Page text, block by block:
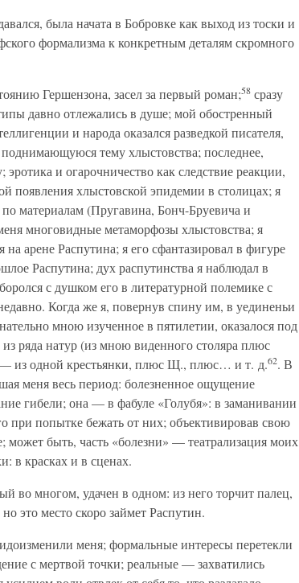
была начата в Бобровке как выход из тоски и
формализма к конкретным деталям скромного
Гершензона, засел за первый роман;58 сразу
давно отлежались в душе; мой обостренный
и народа оказался разведкой писателя,
тему хлыстовства; последнее,
и огарочничество как следствие реакции,
появления хлыстовской эпидемии в столицах; я
материалам (Пругавина, Бонч-Бруевича и
многовидные метаморфозы хлыстовства; я
арене Распутина; я его сфантазировал в фигуре
Распутина; дух распутинства я наблюдал в
с душком его в литературной полемике с
Когда же я, повернув спину им, в уединеньи
мною изученное в пятилетии, оказалося под
ряда натур (из мною виденного столяра плюс
из одной крестьянки, плюс Щ., плюс… и т. д.62. В
меня весь период: болезненное ощущение
гибели; она — в фабуле «Голубя»: в заманивании
при попытке бежать от них; объективировав свою
может быть, часть «болезни» — театрализация моих
в красках и в сценах.
во многом, удачен в одном: из него торчит палец,
это место скоро займет Распутин.
меня; формальные интересы перетекли
с мертвой точки; реальные — захватились